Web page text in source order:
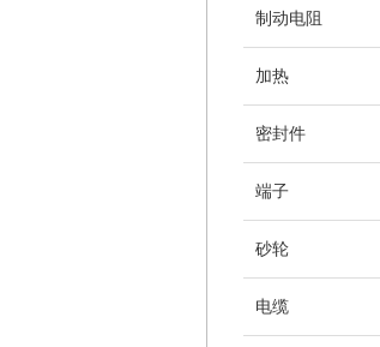
制动电阻
加热
密封件
端子
砂轮
电缆